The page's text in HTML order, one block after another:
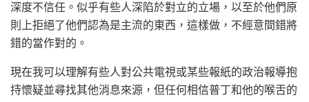
深度不信任。似乎有些人深陷於對立的立場，以至於他們原
則上拒絕了他們認為是主流的東西，這樣做，不經意間錯將
錯的當作對的。
現在我可以理解有些人對公共電視或某些報紙的政治報導抱
持懷疑並尋找其他消息來源，但任何相信普丁和他的喉舌的